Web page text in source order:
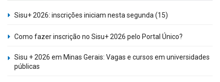
Sisu+ 2026: inscrições iniciam nesta segunda (15)
Como fazer inscrição no Sisu+ 2026 pelo Portal Único?
Sisu + 2026 em Minas Gerais: Vagas e cursos em universidades
públicas